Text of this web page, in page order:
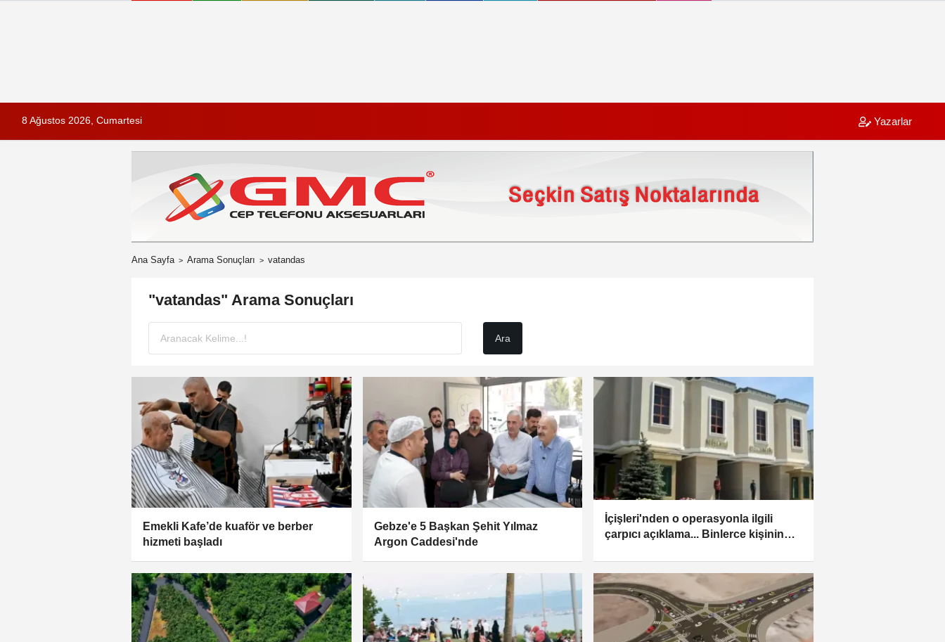
8 Ağustos 2026, Cumartesi Yazarlar
Ana Sayfa Arama Sonuçları vatandas
"vatandas" Arama Sonuçları
Emekli Kafe’de kuaför ve berber
hizmeti başladı
Gebze'e 5 Başkan Şehit Yılmaz
Argon Caddesi'nde
İçişleri'nden o operasyonla ilgili
çarpıcı açıklama... Binlerce kişinin